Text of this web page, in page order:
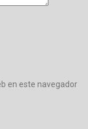
en este navegador